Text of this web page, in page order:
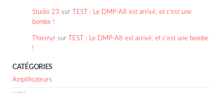
Studio 23 sur
TEST : Le DMP-A8 est arrivé, et c’est une
bombe !
Thierryr sur
TEST : Le DMP-A8 est arrivé, et c’est une bombe
!
CATÉGORIES
Amplificateurs